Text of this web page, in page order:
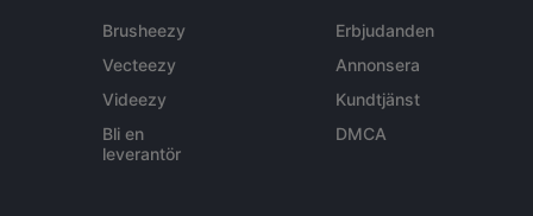
Brusheezy
Vecteezy
Videezy
Bli en
leverantör
Erbjudanden
Annonsera
Kundtjänst
DMCA